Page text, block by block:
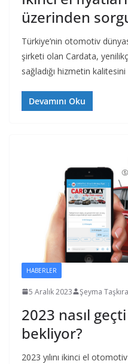
üzerinden
Türkiye’nin otomotiv
şirketi olan Cardata,
sağladığı hizmetin
Devamını Oku
HABERLER
5 Aralık 2023 Şeyma
2023 nasıl
bekliyor?
2023 yılını ikinci el